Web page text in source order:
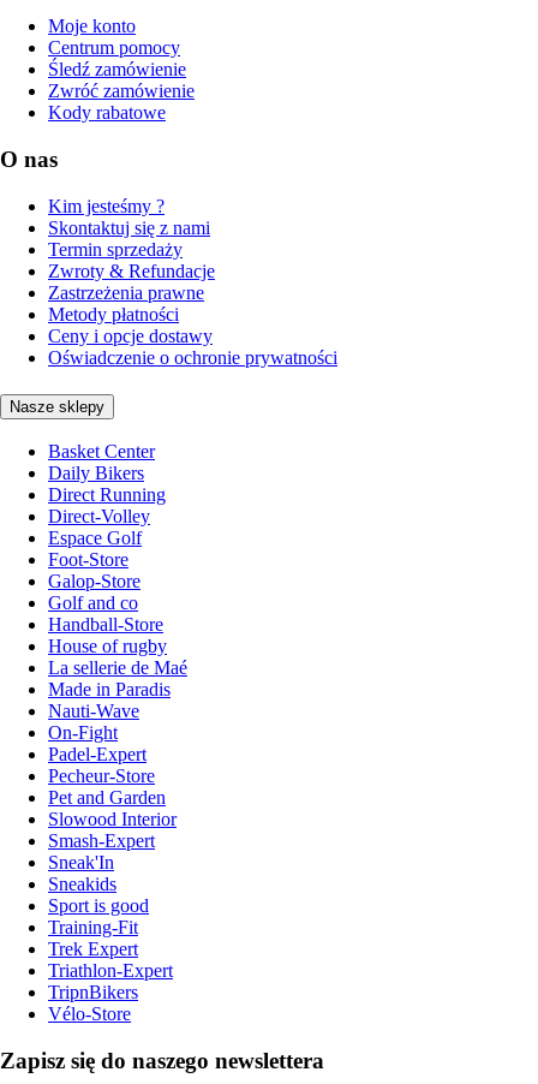
Moje konto
Centrum pomocy
Śledź zamówienie
Zwróć zamówienie
Kody rabatowe
O nas
Kim jesteśmy ?
Skontaktuj się z nami
Termin sprzedaży
Zwroty & Refundacje
Zastrzeżenia prawne
Metody płatności
Ceny i opcje dostawy
Oświadczenie o ochronie prywatności
Nasze sklepy
Basket Center
Daily Bikers
Direct Running
Direct-Volley
Espace Golf
Foot-Store
Galop-Store
Golf and co
Handball-Store
House of rugby
La sellerie de Maé
Made in Paradis
Nauti-Wave
On-Fight
Padel-Expert
Pecheur-Store
Pet and Garden
Slowood Interior
Smash-Expert
Sneak'In
Sneakids
Sport is good
Training-Fit
Trek Expert
Triathlon-Expert
TripnBikers
Vélo-Store
Zapisz się do naszego newslettera